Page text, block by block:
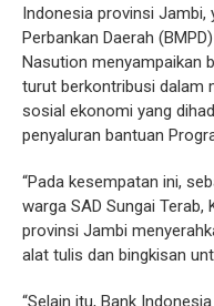
Indonesia provinsi Jambi,
Perbankan Daerah
Nasution menyampaikan
turut berkontribusi dalam
sosial ekonomi yang
penyaluran bantuan
“Pada kesempatan ini,
warga SAD Sungai
provinsi Jambi
alat tulis dan bingkisan
“Selain itu, Bank